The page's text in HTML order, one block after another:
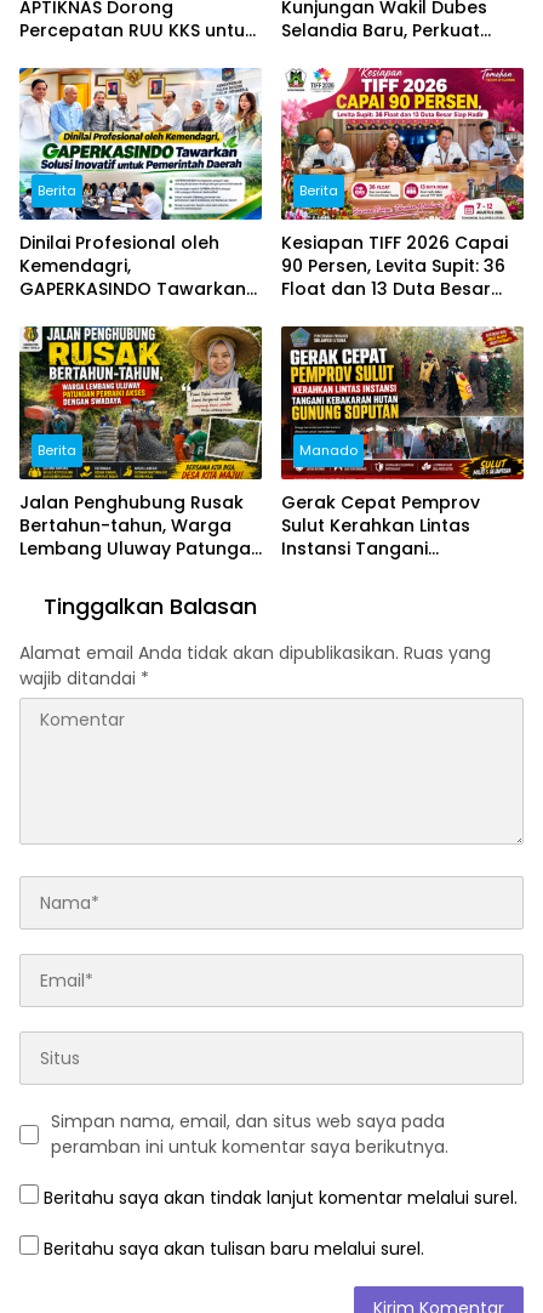
APTIKNAS Dorong
Percepatan RUU KKS untuk
Digital Indonesia
Kunjungan Wakil Dubes
Selandia Baru, Perkuat
dan Jajaki Sister City
Berita
Dinilai Profesional oleh
Kemendagri,
GAPERKASINDO Tawarkan
Pemerintah Daerah
Berita
Kesiapan TIFF 2026 Capai
90 Persen, Levita Supit: 36
Float dan 13 Duta Besar
Berita
Jalan Penghubung Rusak
Bertahun-tahun, Warga
Lembang Uluway Patungan
Swadaya
Manado
Gerak Cepat Pemprov
Sulut Kerahkan Lintas
Instansi Tangani
Tinggalkan Balasan
Alamat email Anda tidak akan dipublikasikan. Ruas yang
wajib ditandai *
Simpan nama, email, dan situs web saya pada
peramban ini untuk komentar saya berikutnya.
Beritahu saya akan tindak lanjut komentar melalui surel.
Beritahu saya akan tulisan baru melalui surel.